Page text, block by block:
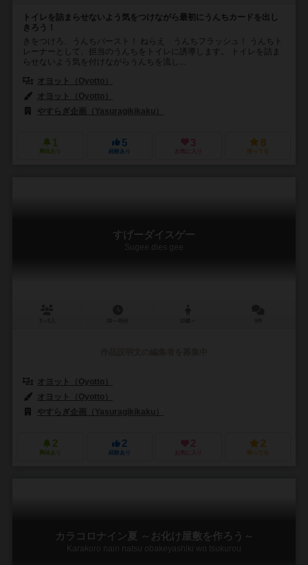
トイレを詰まらせないよう気をつけながら最初にうんちカードを出し
きろう！
きをつけろ、うんちバースト！ ねらえ うんちフラッシュ！ うんちト
レーナーとして、担当のうんちをトイレに誘導します。 トイレを詰ま
らせないよう気を付けながらうんちを流し...
オヨット（Oyotto）
オヨット（Oyotto）
やすらぎ企画（Yasuragikikaku）
1
興味あり
5
経験あり
3
お気に入り
8
持ってる
すげーダイスゲー
Sugee dies gee
オヨット（Oyotto）
オヨット（Oyotto）
やすらぎ企画（Yasuragikikaku）
2
興味あり
2
経験あり
2
お気に入り
2
持ってる
カラコロナイン夏 ～お化け屋敷を作ろう～
Karakoro nain natsu obakeyashiki wo tsukurou